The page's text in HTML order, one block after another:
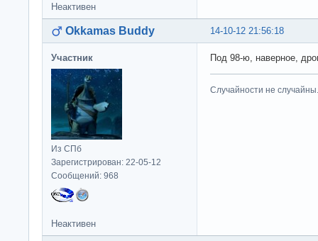
Неактивен
14-10-12 21:56:18
Okkamas Buddy
Участник
Из СПб
Зарегистрирован: 22-05-12
Сообщений: 968
Под 98-ю, наверное,
Случайности не случайны.
Неактивен